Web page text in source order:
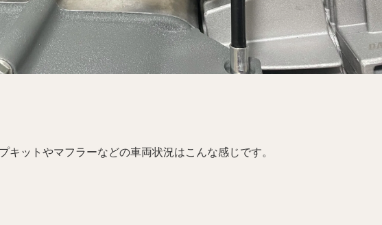
キットやマフラーなどの車両状況はこんな感じです。